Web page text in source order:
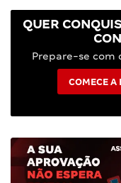
QUER
Prepare-se com
COMECE A